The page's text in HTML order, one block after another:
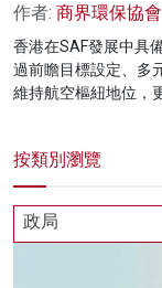
作者: 商界環保協會
香港在SAF發展中具
過前瞻目標設定、多
維持航空樞紐地位，
按類別瀏覽
政局